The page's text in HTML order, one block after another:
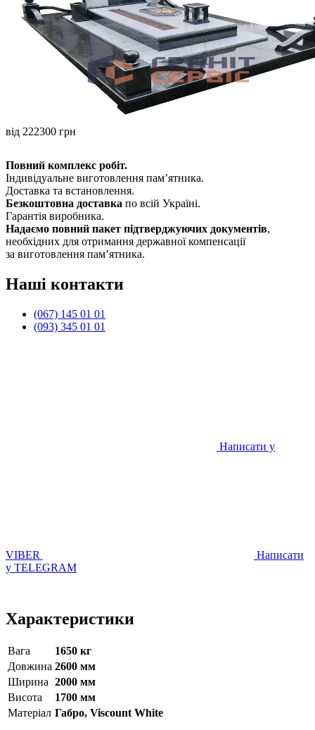
від 222300 грн
Повний комплекс робіт.
Індивідуальне виготовлення памʼятника.
Доставка та встановлення.
Безкоштовна доставка по всій Україні.
Гарантія виробника.
Надаємо повний пакет підтверджуючих документів,
необхідних для отримання державної компенсації
за виготовлення пам’ятника.
Наші контакти
(067) 145 01 01
(093) 345 01 01
Написати у
VIBER
Написати
у TELEGRAM
Характеристики
Вага
1650 кг
Довжина 2600 мм
Ширина 2000 мм
Висота
1700 мм
Матерiал Габро, Viscount White